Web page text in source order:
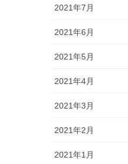
2021年7月
2021年6月
2021年5月
2021年4月
2021年3月
2021年2月
2021年1月